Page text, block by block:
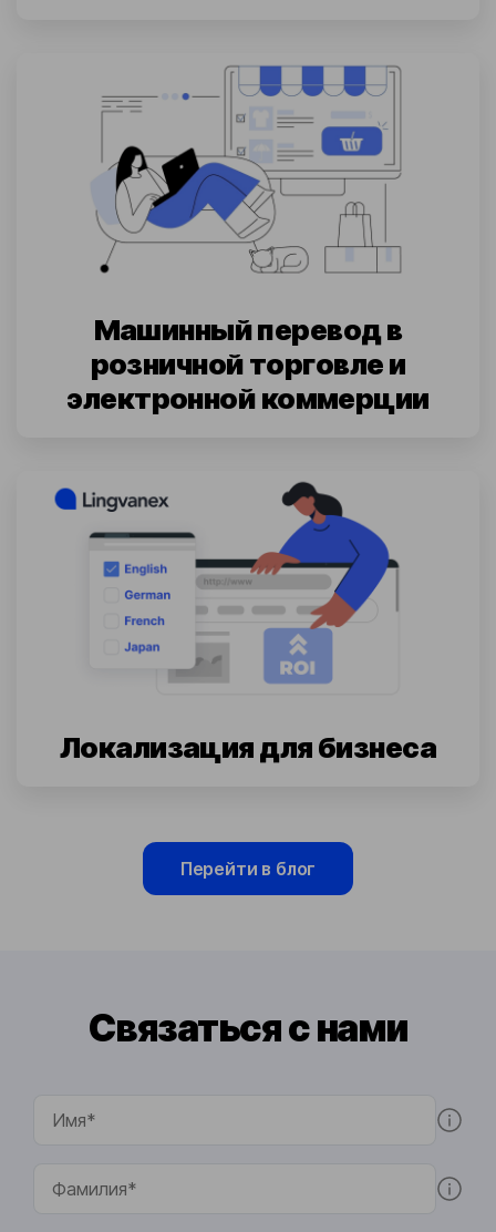
Машинный перевод в
розничной торговле и
электронной коммерции
Локализация для бизнеса
Перейти в блог
Связаться с нами